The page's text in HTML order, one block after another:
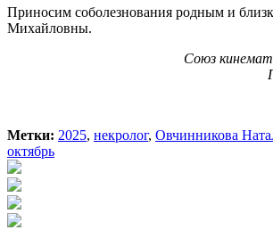
Приносим соболезнования родным и
Михайловны.
Союз
Метки: 2025, некролог, Овчинникова
октябрь